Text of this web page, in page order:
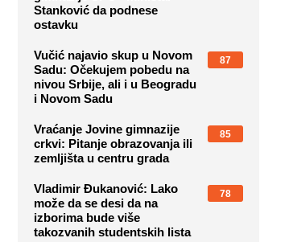
Stanković da podnese
ostavku
Vučić najavio skup u Novom
Sadu: Očekujem pobedu na
nivou Srbije, ali i u Beogradu
i Novom Sadu
87
Vraćanje Jovine gimnazije
crkvi: Pitanje obrazovanja ili
zemljišta u centru grada
85
Vladimir Đukanović: Lako
može da se desi da na
izborima bude više
takozvanih studentskih lista
78